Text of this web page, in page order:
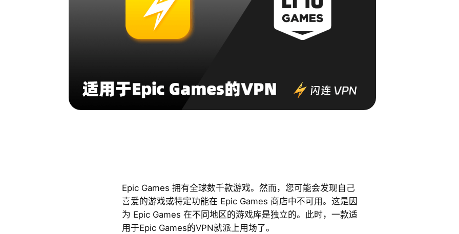
Epic Games 拥有全球数千款游戏。然而，您可能会发现自己
喜爱的游戏或特定功能在 Epic Games 商店中不可用。这是因
为 Epic Games 在不同地区的游戏库是独立的。此时，一款适
用于Epic Games的VPN就派上用场了。